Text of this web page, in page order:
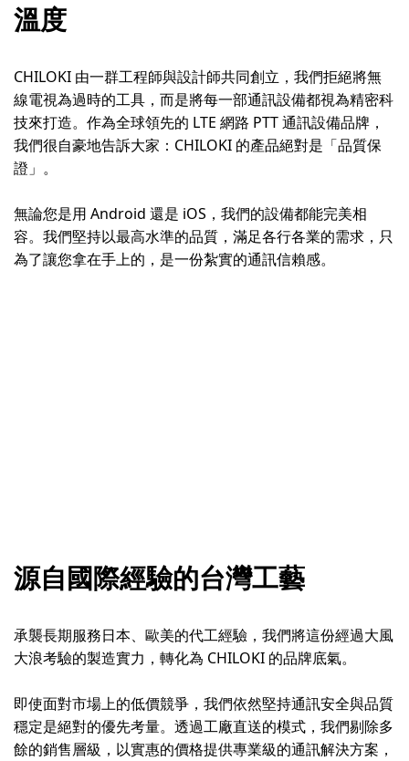
溫度
CHILOKI 由一群工程師與設計師共同創立，我們拒絕將無
線電視為過時的工具，而是將每一部通訊設備都視為精密科
技來打造。作為全球領先的 LTE 網路 PTT 通訊設備品牌，
我們很自豪地告訴大家：CHILOKI 的產品絕對是「品質保
證」。
無論您是用 Android 還是 iOS，我們的設備都能完美相
容。我們堅持以最高水準的品質，滿足各行各業的需求，只
為了讓您拿在手上的，是一份紮實的通訊信賴感。
源自國際經驗的台灣工藝
承襲長期服務日本、歐美的代工經驗，我們將這份經過大風
大浪考驗的製造實力，轉化為 CHILOKI 的品牌底氣。
即使面對市場上的低價競爭，我們依然堅持通訊安全與品質
穩定是絕對的優先考量。透過工廠直送的模式，我們剔除多
餘的銷售層級，以實惠的價格提供專業級的通訊解決方案，